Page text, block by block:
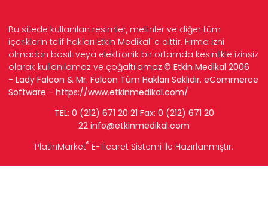
Bu sitede kullanılan resimler, metinler ve diğer tüm
içeriklerin telif hakları Etkin Medikal' e aittir. Firma izni
olmadan basılı veya elektronik bir ortamda kesinlikle izinsiz
olarak kullanılamaz ve çoğaltılamaz.© Etkin Medikal 2006
- Lady Falcon & Mr. Falcon Tüm Hakları Saklıdır. eCommerce
Software - https://www.etkinmedikal.com/
TEL: 0 (212) 671 20 21 Fax: 0 (212) 671 20
22 info@etkinmedikal.com
PlatinMarket® E-Ticaret Sistemi İle Hazırlanmıştır.